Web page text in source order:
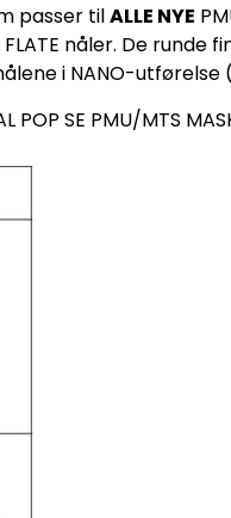
passer tilALLE NYE
FLATE nåler. De
i NANO-
SE PMU/MTS